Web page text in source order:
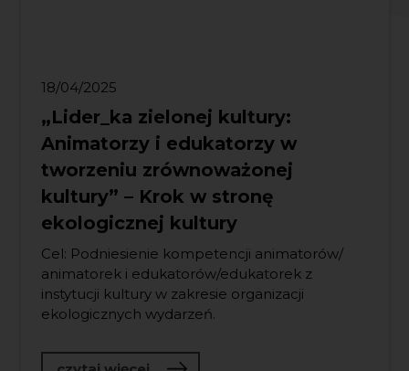
18/04/2025
„Lider_ka zielonej kultury:
Animatorzy i edukatorzy w
tworzeniu zrównoważonej
kultury” – Krok w stronę
ekologicznej kultury
Cel: Podniesienie kompetencji animatorów/
animatorek i edukatorów/edukatorek z
instytucji kultury w zakresie organizacji
ekologicznych wydarzeń.